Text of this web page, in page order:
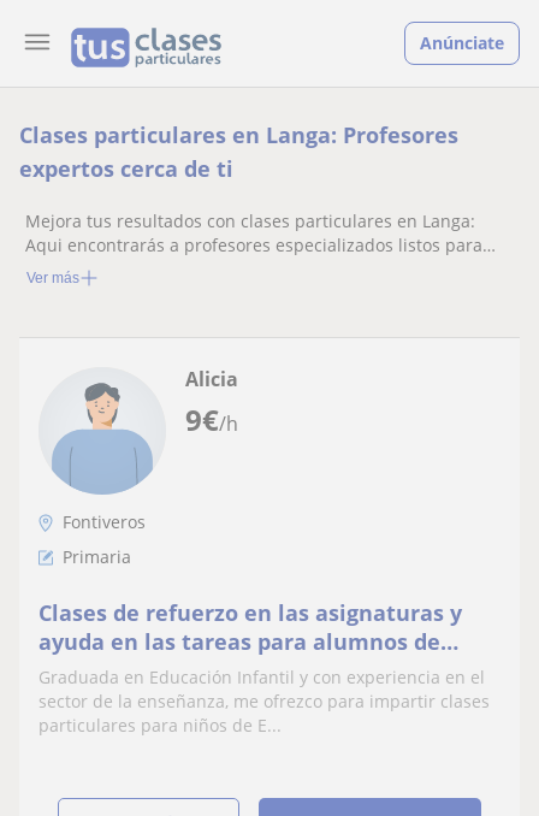
Anúnciate
Clases particulares en Langa: Profesores
expertos cerca de ti
Mejora tus resultados con clases particulares en Langa:
Aqui encontrarás a profesores especializados listos para
ayudarte.
Ver más
9€/h
Alicia
Fontiveros
Primaria
Clases de refuerzo en las asignaturas y
ayuda en las tareas para alumnos de
Infantil, Primaria y ESO
Graduada en Educación Infantil y con experiencia en el
sector de la enseñanza, me ofrezco para impartir clases
particulares para niños de E...